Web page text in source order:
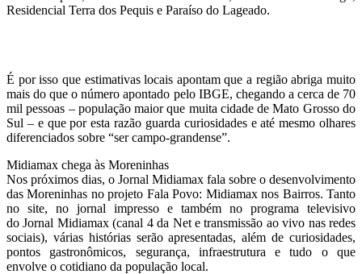
Residencial Terra dos Pequis e Paraíso do Lageado.
É por isso que estimativas locais apontam que a região abriga muito
mais do que o número apontado pelo IBGE, chegando a cerca de 70
mil pessoas – população maior que muita cidade de Mato Grosso do
Sul – e que por esta razão guarda curiosidades e até mesmo olhares
diferenciados sobre “ser campo-grandense”.
Midiamax chega às Moreninhas
Nos próximos dias, o Jornal Midiamax fala sobre o desenvolvimento
das Moreninhas no projeto Fala Povo: Midiamax nos Bairros. Tanto
no site, no jornal impresso e também no programa televisivo
do Jornal Midiamax (canal 4 da Net e transmissão ao vivo nas redes
sociais), várias histórias serão apresentadas, além de curiosidades,
pontos gastronômicos, segurança, infraestrutura e tudo o que
envolve o cotidiano da população local.